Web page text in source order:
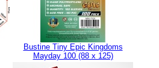
Bustine Tiny Epic Kingdoms
Mayday 100 (88 x 125)